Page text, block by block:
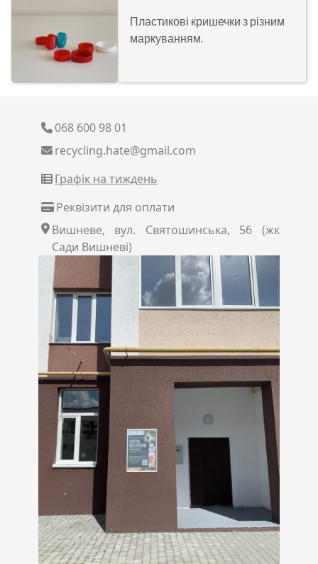
Пластикові кришечки з різним
маркуванням.
068 600 98 01
Графік на тиждень
recycling.hate@gmail.com
Вишневе, вул. Святошинська, 56 (жк
Сади Вишневі)
Реквізити для оплати